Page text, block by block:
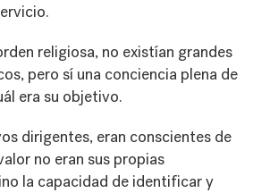
religiosa, no existían grandes
pero sí una conciencia plena de
era su objetivo.
dirigentes, eran conscientes de
no eran sus propias
la capacidad de identificar y